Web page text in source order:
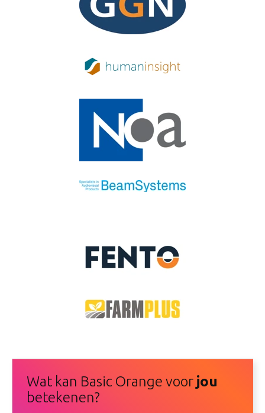
Wat kan Basic Orange voor jou
betekenen?